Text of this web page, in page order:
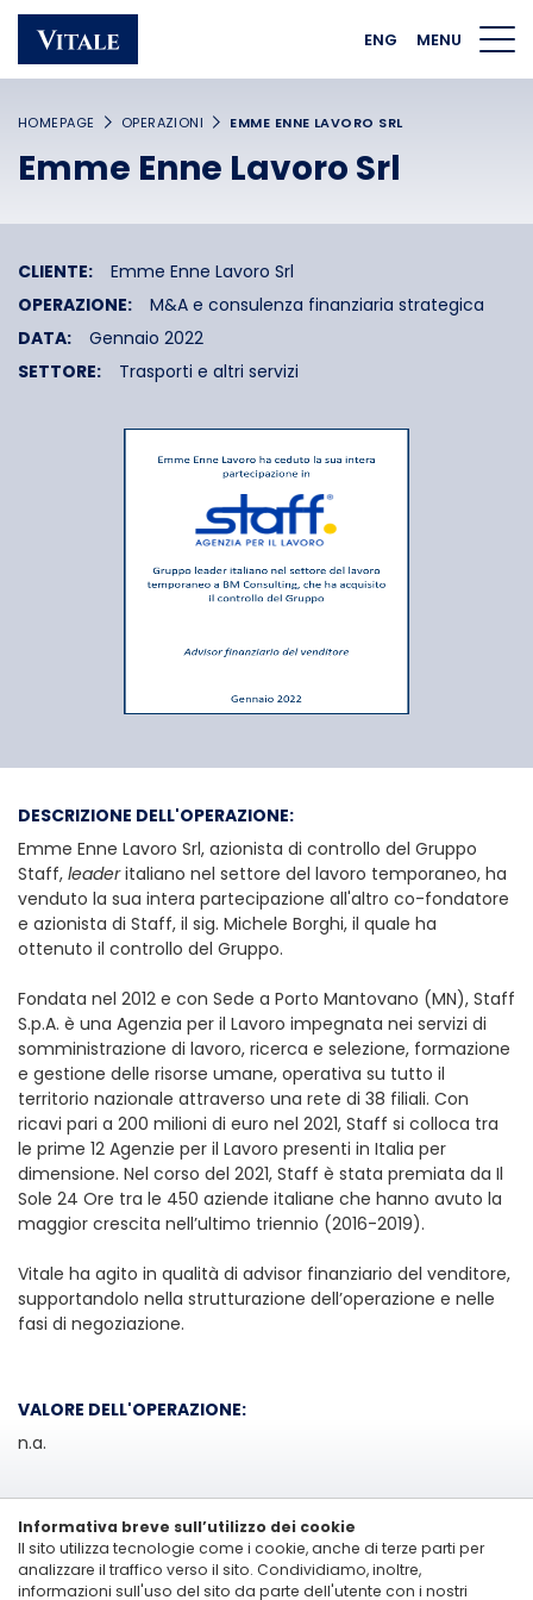
Homepage Main navigation
ENG MENU
HOMEPAGE OPERAZIONI EMME ENNE LAVORO SRL
Emme Enne Lavoro Srl
CLIENTE:
Emme Enne Lavoro Srl
OPERAZIONE:
M&A e consulenza finanziaria strategica
DATA:
Gennaio 2022
SETTORE:
Trasporti e altri servizi
DESCRIZIONE DELL'OPERAZIONE:
Emme Enne Lavoro Srl, azionista di controllo del Gruppo
Staff, leaderitaliano nel settore del lavoro temporaneo, ha
venduto la sua intera partecipazione all'altro co-fondatore
e azionista di Staff, il sig. Michele Borghi, il quale ha
ottenuto il controllo del Gruppo.
Fondata nel 2012 e con Sede a Porto Mantovano (MN), Staff
S.p.A. è una Agenzia per il Lavoro impegnata nei servizi di
somministrazione di lavoro, ricerca e selezione, formazione
e gestione delle risorse umane, operativa su tutto il
territorio nazionale attraverso una rete di 38 filiali. Con
ricavi pari a 200 milioni di euro nel 2021, Staff si colloca tra
le prime 12 Agenzie per il Lavoro presenti in Italia per
dimensione. Nel corso del 2021, Staff è stata premiata da Il
Sole 24 Ore tra le 450 aziende italiane che hanno avuto la
maggior crescita nell’ultimo triennio (2016-2019).
Vitale ha agito in qualità di advisor finanziario del venditore,
supportandolo nella strutturazione dell’operazione e nelle
fasi di negoziazione.
VALORE DELL'OPERAZIONE:
n.a.
Informativa breve sull’utilizzo dei cookie
Il sito utilizza tecnologie come i cookie, anche di terze parti per
analizzare il traffico verso il sito. Condividiamo, inoltre,
informazioni sull'uso del sito da parte dell'utente con i nostri